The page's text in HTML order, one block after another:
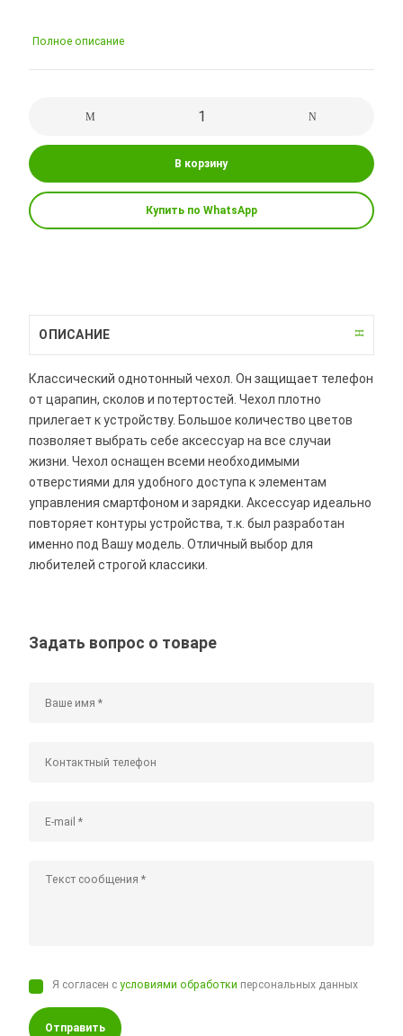
Полное описание
В корзину
Купить по WhatsApp
ОПИСАНИЕ
Классический однотонный чехол. Он защищает телефон
от царапин, сколов и потертостей. Чехол плотно
прилегает к устройству. Большое количество цветов
позволяет выбрать себе аксессуар на все случаи
жизни. Чехол оснащен всеми необходимыми
отверстиями для удобного доступа к элементам
управления смартфоном и зарядки. Аксессуар идеально
повторяет контуры устройства, т.к. был разработан
именно под Вашу модель. Отличный выбор для
любителей строгой классики.
Задать вопрос о товаре
Я согласен сусловиями обработки персональных данных
Отправить